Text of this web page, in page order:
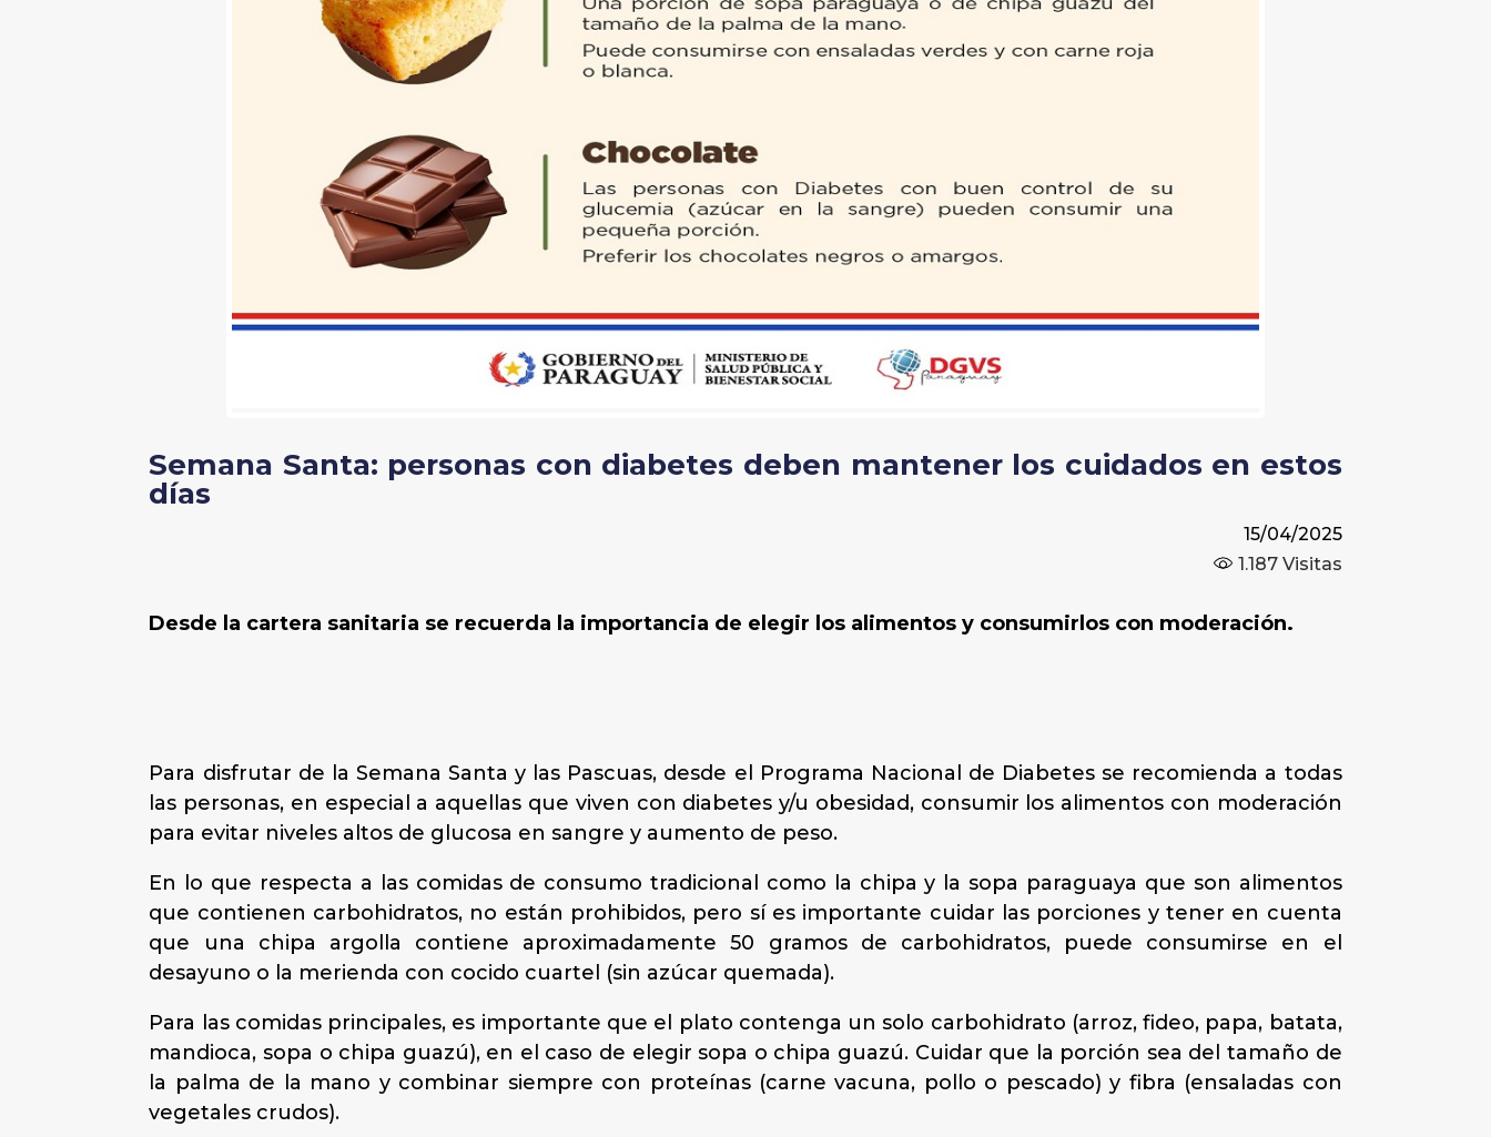
Semana Santa: personas con diabetes deben mantener los cuidados en estos
días
15/04/2025
1.187Visitas
Desde la cartera sanitaria se recuerda la importancia de elegir los alimentos y consumirlos con moderación.
Para disfrutar de la Semana Santa y las Pascuas, desde el Programa Nacional de Diabetes se recomienda a todas
las personas, en especial a aquellas que viven con diabetes y/u obesidad, consumir los alimentos con moderación
para evitar niveles altos de glucosa en sangre y aumento de peso.
En lo que respecta a las comidas de consumo tradicional como la chipa y la sopa paraguaya que son alimentos
que contienen carbohidratos, no están prohibidos, pero sí es importante cuidar las porciones y tener en cuenta
que una chipa argolla contiene aproximadamente 50 gramos de carbohidratos, puede consumirse en el
desayuno o la merienda con cocido cuartel (sin azúcar quemada).
Para las comidas principales, es importante que el plato contenga un solo carbohidrato (arroz, fideo, papa, batata,
mandioca, sopa o chipa guazú), en el caso de elegir sopa o chipa guazú. Cuidar que la porción sea del tamaño de
la palma de la mano y combinar siempre con proteínas (carne vacuna, pollo o pescado) y fibra (ensaladas con
vegetales crudos).